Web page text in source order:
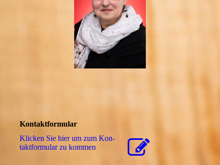
Kontaktformular
Klicken Sie hier um zum Kon­
takt­for­mu­lar zu kommen